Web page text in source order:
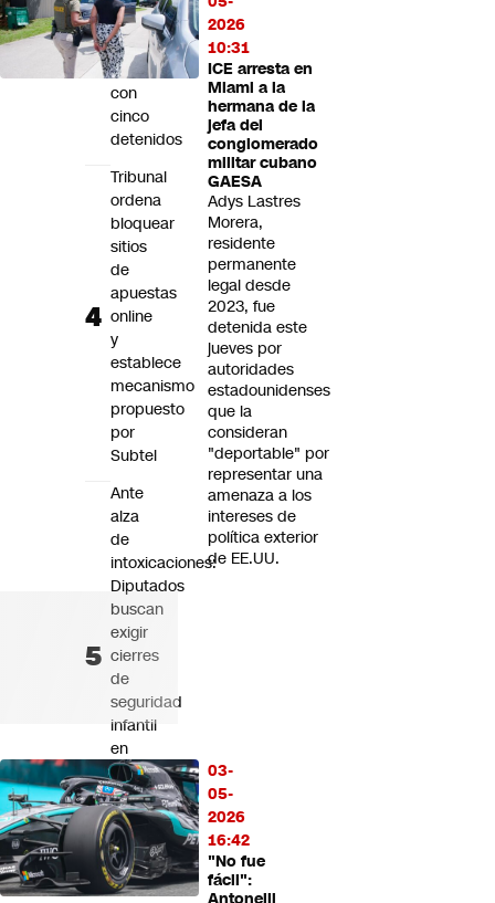
2026
10:31
ICE arresta en
Miami a la
hermana de la
jefa del
conglomerado
militar cubano
GAESA
Adys Lastres
Morera,
residente
permanente
legal desde
2023, fue
detenida este
jueves por
autoridades
estadounidenses
que la
consideran
"deportable" por
representar una
amenaza a los
intereses de
política exterior
de EE.UU.
03-
05-
2026
16:42
"No fue
fácil":
Vitacura:
Persecución
terminó
con
cinco
detenidos
Tribunal
ordena
bloquear
sitios
de
apuestas
online
y
establece
mecanismo
propuesto
por
Subtel
Ante
alza
de
intoxicaciones:
Diputados
buscan
exigir
cierres
de
seguridad
infantil
en
líquidos
de
vapeo